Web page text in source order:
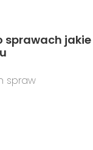
sprawach jakie
spraw